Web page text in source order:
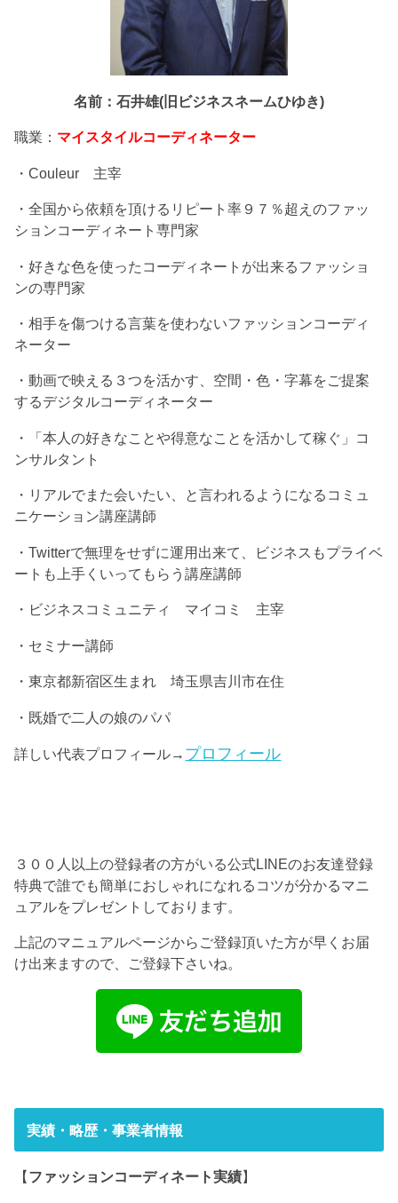
名前：石井雄(旧ビジネスネームひゆき)
職業： マイスタイルコーディネーター
・Couleur 主宰
・全国から依頼を頂けるリピート率９７％超えのファッ
ションコーディネート専門家
・好きな色を使ったコーディネートが出来るファッショ
ンの専門家
・相手を傷つける言葉を使わないファッションコーディ
ネーター
・動画で映える３つを活かす、空間・色・字幕をご提案
するデジタルコーディネーター
・「本人の好きなことや得意なことを活かして稼ぐ」コ
ンサルタント
・リアルでまた会いたい、と言われるようになるコミュ
ニケーション講座講師
・Twitterで無理をせずに運用出来て、ビジネスもプライベ
ートも上手くいってもらう講座講師
・ビジネスコミュニティ マイコミ 主宰
・セミナー講師
・東京都新宿区生まれ 埼玉県吉川市在住
・既婚で二人の娘のパパ
詳しい代表プロフィール→ プロフィール
３００人以上の登録者の方がいる公式LINEのお友達登録
特典で誰でも簡単におしゃれになれるコツが分かるマニ
ュアルをプレゼントしております。
上記のマニュアルページからご登録頂いた方が早くお届
け出来ますので、ご登録下さいね。
実績・略歴・事業者情報
【 ファッションコーディネート実績】